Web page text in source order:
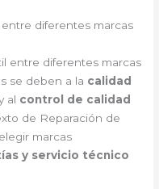
diferentes marcas
entre diferentes marcas
se deben a la calidad
al control de calidad
de Reparación de
marcas
y servicio técnico